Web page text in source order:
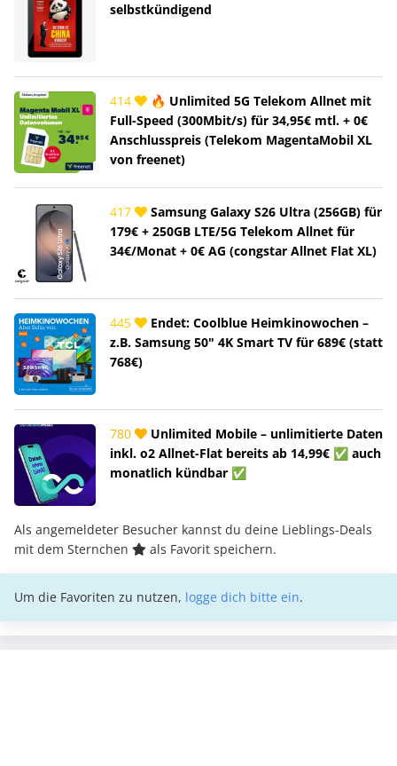
selbstkündigend
414
🔥 Unlimited 5G Telekom Allnet mit
Full-Speed (300Mbit/s) für 34,95€ mtl. + 0€
Anschlusspreis (Telekom MagentaMobil XL
von freenet)
417
Samsung Galaxy S26 Ultra (256GB) für
179€ + 250GB LTE/5G Telekom Allnet für
34€/Monat + 0€ AG (congstar Allnet Flat XL)
445
Endet: Coolblue Heimkinowochen –
z.B. Samsung 50" 4K Smart TV für 689€ (statt
768€)
780
Unlimited Mobile – unlimitierte Daten
inkl. o2 Allnet-Flat bereits ab 14,99€ ✅ auch
monatlich kündbar ✅
Als angemeldeter Besucher kannst du deine Lieblings-Deals
mit dem Sternchen
als Favorit speichern.
Um die Favoriten zu nutzen, logge dich bitte ein.